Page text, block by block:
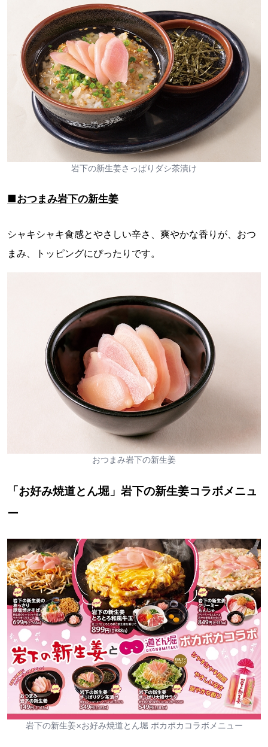
岩下の新生姜さっぱりダシ茶漬け
■おつまみ岩下の新生姜
シャキシャキ食感とやさしい辛さ、爽やかな香りが、おつ
まみ、トッピングにぴったりです。
おつまみ岩下の新生姜
「お好み焼道とん堀」岩下の新生姜コラボメニュ
ー
岩下の新生姜×お好み焼道とん堀 ポカポカコラボメニュー